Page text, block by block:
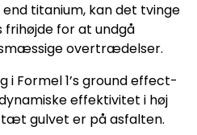
titanium, kan det tvinge
for at undgå
overtrædelser.
Formel 1’s ground effect-
effektivitet i høj
gulvet er på asfalten.